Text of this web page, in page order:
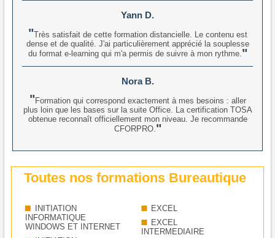
Yann D.
Très satisfait de cette formation distancielle. Le contenu est
dense et de qualité. J'ai particulièrement apprécié la souplesse
du format e-learning qui m'a permis de suivre à mon rythme.
Nora B.
Formation qui correspond exactement à mes besoins : aller
plus loin que les bases sur la suite Office. La certification TOSA
obtenue reconnaît officiellement mon niveau. Je recommande
CFORPRO.
Toutes nos formations Bureautique
INITIATION
INFORMATIQUE
WINDOWS ET INTERNET
EXCEL
EXCEL
INTERMEDIAIRE